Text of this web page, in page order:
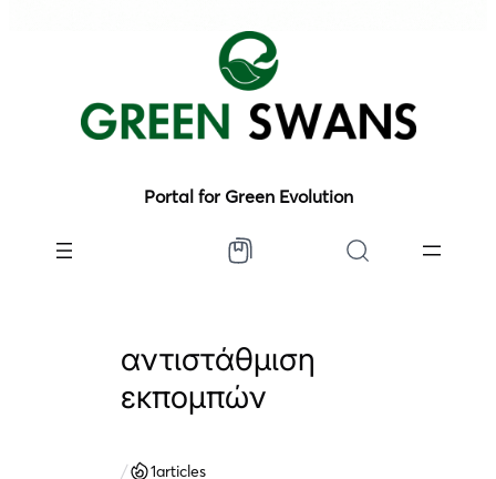
Portal for Green Evolution
αντιστάθμιση
εκπομπών
/ 1articles